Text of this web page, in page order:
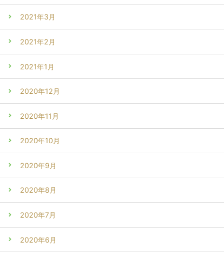
2021年3月
2021年2月
2021年1月
2020年12月
2020年11月
2020年10月
2020年9月
2020年8月
2020年7月
2020年6月